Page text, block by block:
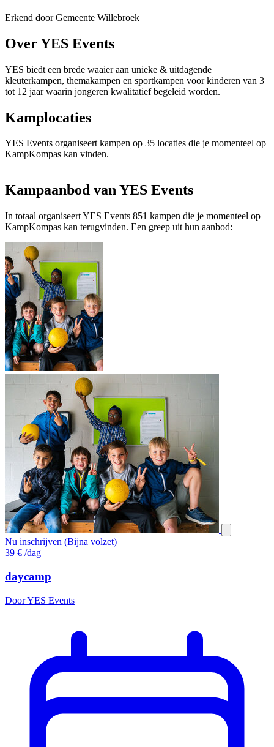
Erkend door Gemeente Willebroek
Over YES Events
YES biedt een brede waaier aan unieke & uitdagende
kleuterkampen, themakampen en sportkampen voor kinderen van 3
tot 12 jaar waarin jongeren kwalitatief begeleid worden.
Kamplocaties
YES Events organiseert kampen op 35 locaties die je momenteel op
KampKompas kan vinden.
Kampaanbod van YES Events
In totaal organiseert YES Events 851 kampen die je momenteel op
KampKompas kan terugvinden. Een greep uit hun aanbod:
Nu inschrijven (Bijna volzet)
39 € /dag
daycamp
Door YES Events